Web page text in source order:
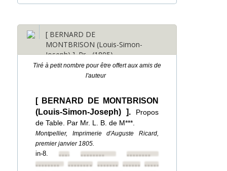
[ BERNARD DE
MONTBRISON (Louis-Simon-
Joseph) ]. Pr... (1805)
Tiré à petit nombre pour être offert aux amis de
l'auteur
[ BERNARD DE MONTBRISON
(Louis-Simon-Joseph) ]. Propos
de Table. Par Mr. L. B. de M***.
Montpellier, Imprimerie d'Auguste Ricard,
premier janvier 1805.
in-8.••••••••••••••••
••••••••
••••••••
•••••••• •••••••• ••••••••••••••••